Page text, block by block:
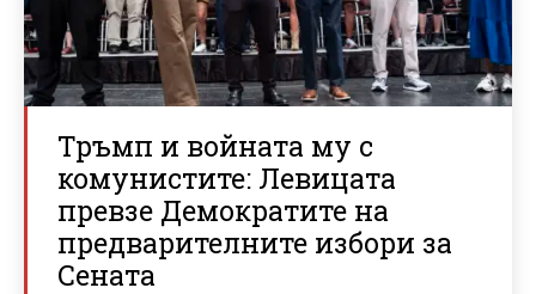
Тръмп и войната му с
комунистите: Левицата
превзе Демократите на
предварителните избори за
Сената